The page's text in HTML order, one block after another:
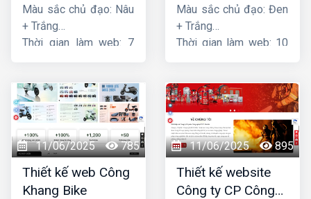
Màu sắc chủ đạo: Nâu
+ Trắng
Thời gian làm web: 7
Màu sắc chủ đạo: Đen
+ Trắng
Thời gian làm web: 10
11/06/2025 785
Thiết kế web Công
Khang Bike
11/06/2025 895
Thiết kế website
Công ty CP Công